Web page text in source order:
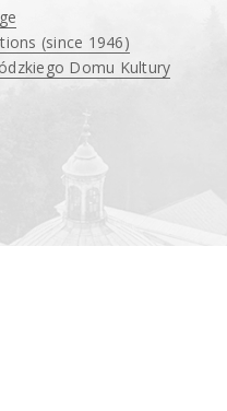
(since 1946)
Domu Kultury